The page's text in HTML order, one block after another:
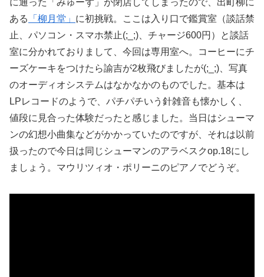
に通った「みゅーず」が閉店してしまったので、出町柳に
ある
「柳月堂」 に初挑戦。ここは入り口で鑑賞室（談話禁
止、パソコン・スマホ禁止(;_;)、チャージ600円）と談話
室に分かれておりまして、今回は専用室へ。コーヒーにチ
ーズケーキをつけたら諭吉が2枚飛びましたが(;_;)、写真
のオーディオシステムはなかなかのものでした。基本は
LPレコードのようで、パチパチいう針雑音も懐かしく、
値段に見合った体験だったと感じました。当日はシューマ
ンの幻想小曲集などがかかっていたのですが、それは以前
扱ったので今日は同じシューマンのアラベスクop.18にし
ましょう。マウリツィオ・ポリーニのピアノでどうぞ。